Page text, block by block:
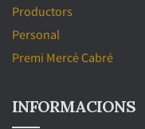
Productors
Personal
Premi Mercè Cabré
INFORMACIONS